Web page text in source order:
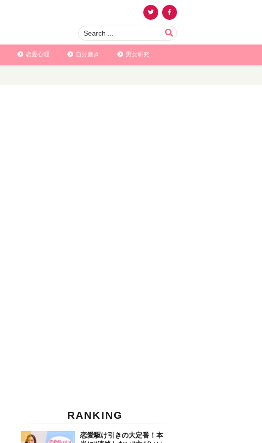
恋愛心理 自分磨き 男女研究
RANKING
恋愛駆け引きの大定番！本